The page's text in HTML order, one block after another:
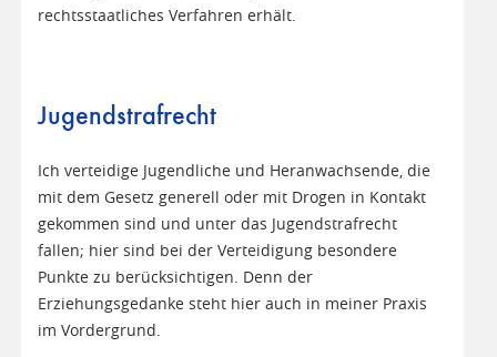
rechtsstaatliches Verfahren erhält.
Jugendstrafrecht
Ich verteidige Jugendliche und Heranwachsende, die
mit dem Gesetz generell oder mit Drogen in Kontakt
gekommen sind und unter das Jugendstrafrecht
fallen; hier sind bei der Verteidigung besondere
Punkte zu berücksichtigen. Denn der
Erziehungsgedanke steht hier auch in meiner Praxis
im Vordergrund.